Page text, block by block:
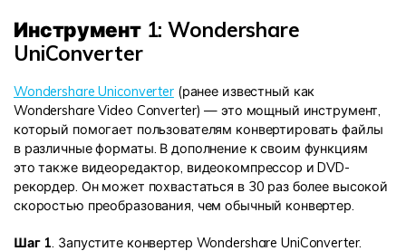
Инструмент 1: Wondershare
UniConverter
Wondershare Uniconverter(ранее известный как
Wondershare Video Converter) — это мощный инструмент,
который помогает пользователям конвертировать файлы
в различные форматы. В дополнение к своим функциям
это также видеоредактор, видеокомпрессор и DVD-
рекордер. Он может похвастаться в 30 раз более высокой
скоростью преобразования, чем обычный конвертер.
Шаг 1 . Запустите конвертер Wondershare UniConverter.